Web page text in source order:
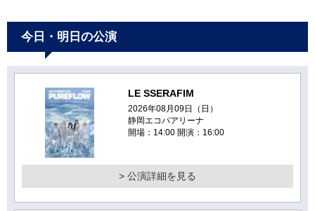
今日・明日の公演
LE SSERAFIM
2026年08月09日（日）
静岡エコパアリーナ
開場：14:00 開演：16:00
> 公演詳細を見る